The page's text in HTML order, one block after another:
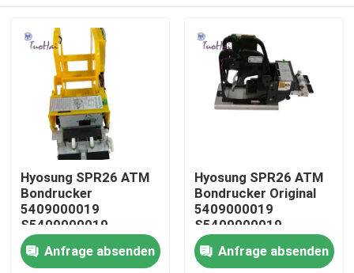
Haus
Hyosung SPR26 ATM
Bondrucker
5409000019
S5409000019
Anfrage absenden
Hyosung SPR26 ATM
Bondrucker Original
5409000019
S5409000019
Anfrage absenden